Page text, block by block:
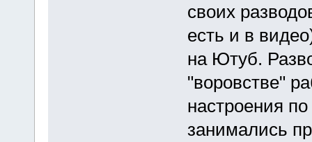
своих
есть и в
на Ютуб.
"воровстве"
настроения
занимались